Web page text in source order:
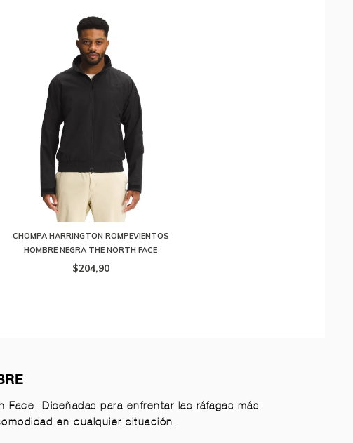
CHOMPA HARRINGTON ROMPEVIENTOS
HOMBRE NEGRA THE NORTH FACE
$204,90
Face. Diseñadas para enfrentar las ráfagas más
en cualquier situación.